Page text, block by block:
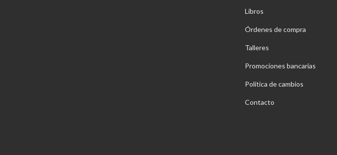
Libros
Órdenes de compra
Talleres
Promociones bancarias
Política de cambios
Contacto